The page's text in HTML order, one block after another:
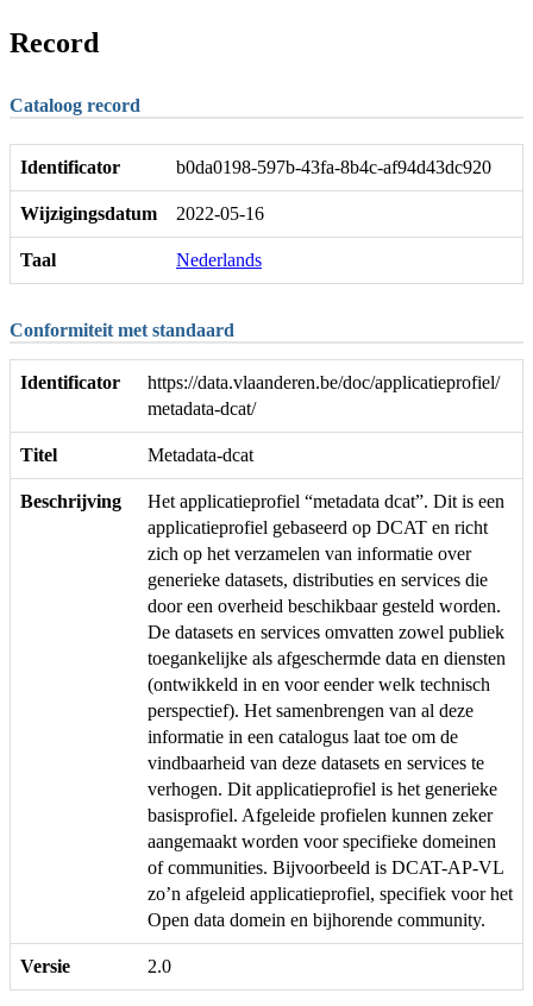
Record
Cataloog record
Identificator b0da0198-597b-43fa-8b4c-af94d43dc920
Wijzigingsdatum 2022-05-16
Taal Nederlands
Conformiteit met standaard
Identificator
https://data.vlaanderen.be/doc/applicatieprofiel/
metadata-dcat/
Titel Metadata-dcat
Beschrijving
Het applicatieprofiel “metadata dcat”. Dit is een
applicatieprofiel gebaseerd op DCAT en richt
zich op het verzamelen van informatie over
generieke datasets, distributies en services die
door een overheid beschikbaar gesteld worden.
De datasets en services omvatten zowel publiek
toegankelijke als afgeschermde data en diensten
(ontwikkeld in en voor eender welk technisch
perspectief). Het samenbrengen van al deze
informatie in een catalogus laat toe om de
vindbaarheid van deze datasets en services te
verhogen. Dit applicatieprofiel is het generieke
basisprofiel. Afgeleide profielen kunnen zeker
aangemaakt worden voor specifieke domeinen
of communities. Bijvoorbeeld is DCAT-AP-VL
zo’n afgeleid applicatieprofiel, specifiek voor het
Open data domein en bijhorende community.
Versie 2.0